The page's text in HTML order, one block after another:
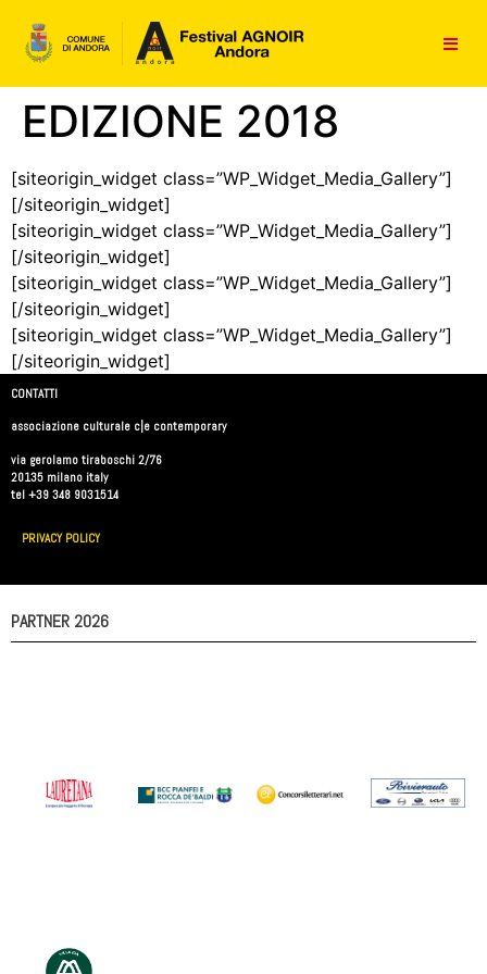
EDIZIONE 2018
[siteorigin_widget class=”WP_Widget_Media_Gallery”]
[/siteorigin_widget]
[siteorigin_widget class=”WP_Widget_Media_Gallery”]
[/siteorigin_widget]
[siteorigin_widget class=”WP_Widget_Media_Gallery”]
[/siteorigin_widget]
[siteorigin_widget class=”WP_Widget_Media_Gallery”]
[/siteorigin_widget]
CONTATTI
associazione culturale c|e contemporary
via gerolamo tiraboschi 2/76
20135 milano italy
tel +39 348 9031514
PRIVACY POLICY
PARTNER 2026